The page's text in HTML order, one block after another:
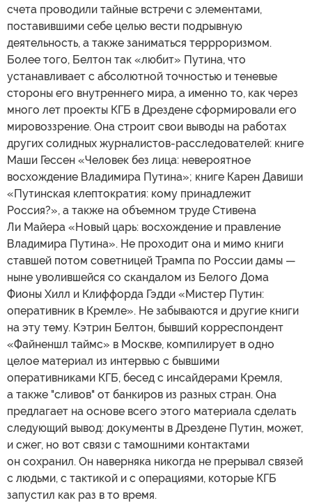
счета проводили тайные встречи с элементами,
поставившими себе целью вести подрывную
деятельность, а также заниматься террроризмом.
Более того, Белтон так «любит» Путина, что
устанавливает с абсолютной точностью и теневые
стороны его внутреннего мира, а именно то, как через
много лет проекты КГБ в Дрездене сформировали его
мировоззрение. Она строит свои выводы на работах
других солидных журналистов-расследователей: книге
Маши Гессен «Человек без лица: невероятное
восхождение Владимира Путина»; книге Карен Давиши
«Путинская клептократия: кому принадлежит
Россия?», а также на объемном труде Стивена
Ли Майера «Новый царь: восхождение и правление
Владимира Путина». Не проходит она и мимо книги
ставшей потом советницей Трампа по России дамы —
ныне уволившейся со скандалом из Белого Дома
Фионы Хилл и Клиффорда Гэдди «Мистер Путин:
оперативник в Кремле». Не забываются и другие книги
на эту тему. Кэтрин Белтон, бывший корреспондент
«Файненшл таймс» в Москве, компилирует в одно
целое материал из интервью с бывшими
оперативниками КГБ, бесед с инсайдерами Кремля,
а также "сливов" от банкиров из разных стран. Она
предлагает на основе всего этого материала сделать
следующий вывод: документы в Дрездене Путин, может,
и сжег, но вот связи с тамошними контактами
он сохранил. Он наверняка никогда не прерывал связей
с людьми, с тактикой и с операциями, которые КГБ
запустил как раз в то время.